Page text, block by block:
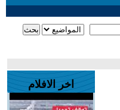
اخر الافلام